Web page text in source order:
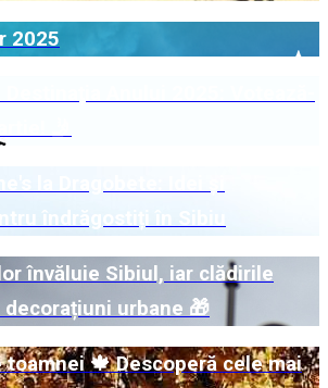
2025
îndrăgostiți în Sibiu
învăluie Sibiul, iar clădirile
urbane 🎁
🍁 Descoperă cele mai